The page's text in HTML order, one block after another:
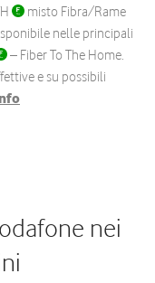
misto Fibra/Rame
nelle principali
– Fiber To The Home.
e su possibili
nei